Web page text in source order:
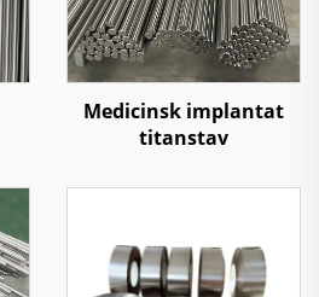
Medicinsk implantat
titanstav